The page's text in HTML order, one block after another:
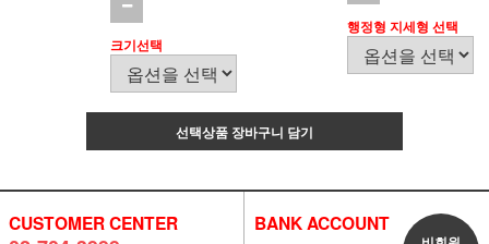
크기선택
행정형 지세형 선택
선택상품 장바구니 담기
CUSTOMER CENTER BANK ACCOUNT